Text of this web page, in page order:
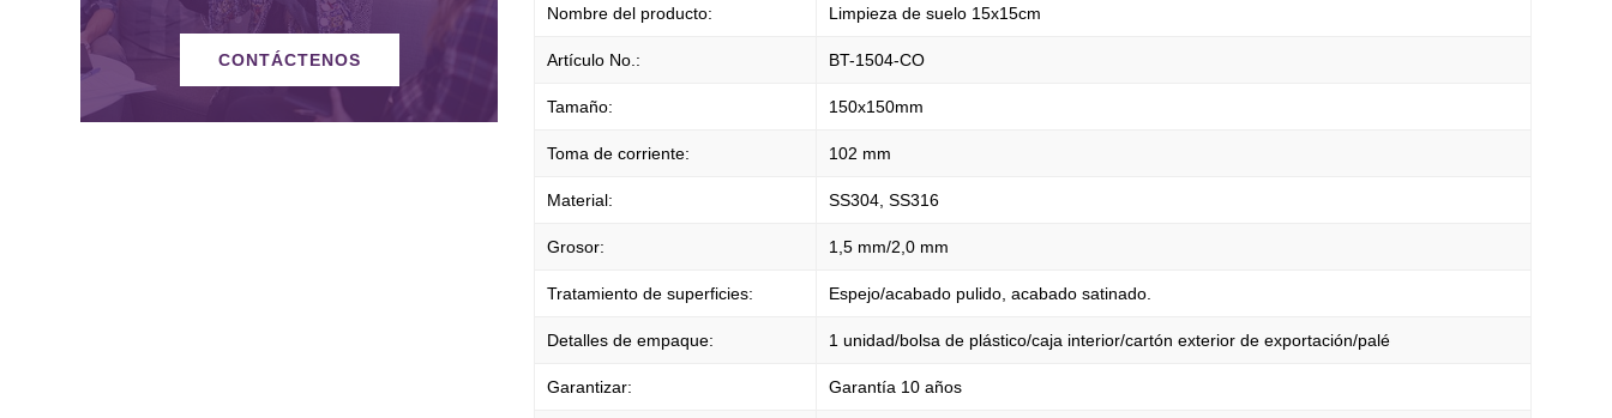
CONTÁCTENOS
Nombre del producto: Limpieza de suelo 15x15cm
Artículo No.: BT-1504-CO
Tamaño: 150x150mm
Toma de corriente: 102 mm
Material: SS304, SS316
Grosor: 1,5 mm/2,0 mm
Tratamiento de superficies: Espejo/acabado pulido, acabado satinado.
Detalles de empaque: 1 unidad/bolsa de plástico/caja interior/cartón exterior de exportación/palé
Garantizar: Garantía 10 años